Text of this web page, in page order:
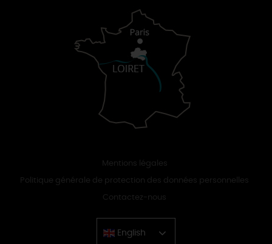
Mentions légales
Politique générale de protection des données personnelles
Contactez-nous
English